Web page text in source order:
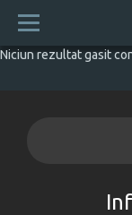
Niciun rezultat gasit